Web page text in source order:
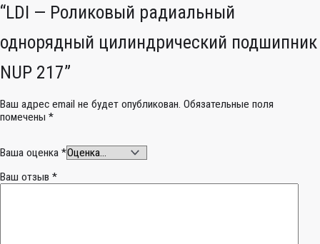
“LDI — Роликовый радиальный
однорядный цилиндрический подшипник
NUP 217”
Ваш адрес email не будет опубликован. Обязательные поля
помечены *
Ваша оценка *
Ваш отзыв *